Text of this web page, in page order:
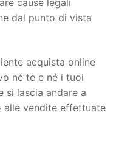
cause legali
dal punto di vista
acquista online
né te e né i tuoi
lascia andare a
alle vendite effettuate